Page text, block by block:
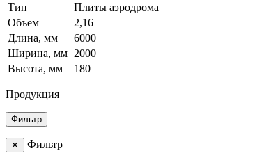
Тип
Плиты аэродрома
Объем
2,16
Длина, мм
6000
Ширина, мм 2000
Высота, мм
180
Продукция
Фильтр
✕ Фильтр